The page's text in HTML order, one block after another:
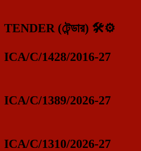
TENDER (টেন্ডার) 🛠️⚙️
ICA/C/1428/2016-27
ICA/C/1389/2026-27
ICA/C/1310/2026-27